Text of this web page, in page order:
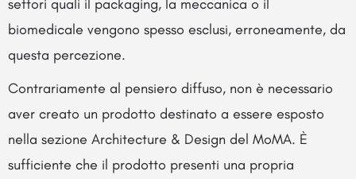
settori quali il packaging, la meccanica o il
biomedicale vengono spesso esclusi, erroneamente, da
questa percezione.
Contrariamente al pensiero diffuso, non è necessario
aver creato un prodotto destinato a essere esposto
nella sezione Architecture & Design del MoMA. È
sufficiente che il prodotto presenti una propria